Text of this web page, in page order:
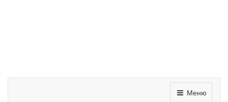
Меню